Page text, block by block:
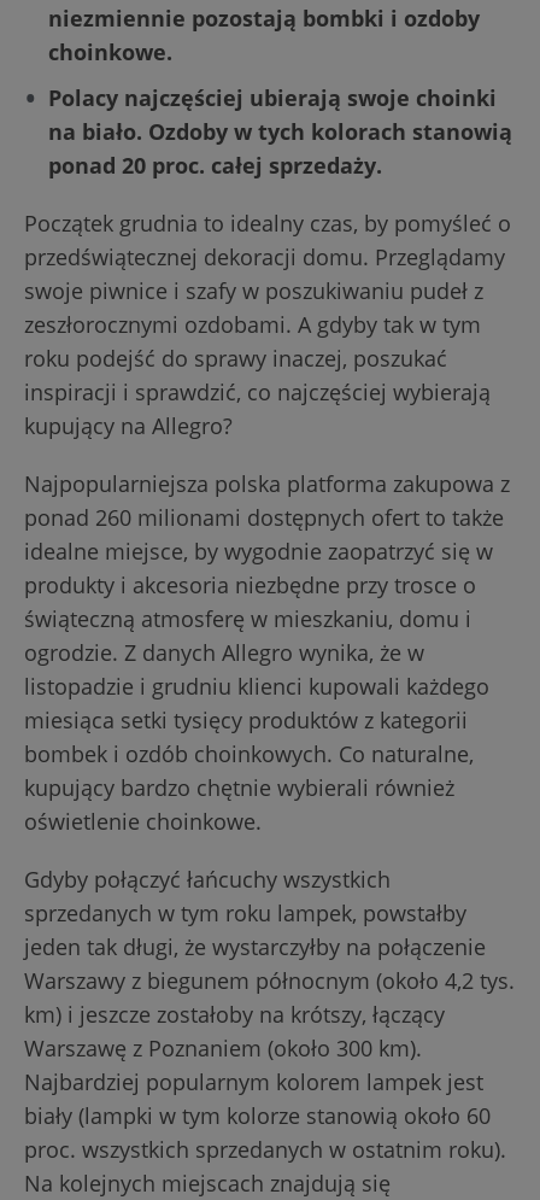
niezmiennie pozostają bombki i ozdoby
choinkowe.
Polacy najczęściej ubierają swoje choinki
na biało. Ozdoby w tych kolorach stanowią
ponad 20 proc. całej sprzedaży.
Początek grudnia to idealny czas, by pomyśleć o
przedświątecznej dekoracji domu. Przeglądamy
swoje piwnice i szafy w poszukiwaniu pudeł z
zeszłorocznymi ozdobami. A gdyby tak w tym
roku podejść do sprawy inaczej, poszukać
inspiracji i sprawdzić, co najczęściej wybierają
kupujący na Allegro?
Najpopularniejsza polska platforma zakupowa z
ponad 260 milionami dostępnych ofert to także
idealne miejsce, by wygodnie zaopatrzyć się w
produkty i akcesoria niezbędne przy trosce o
świąteczną atmosferę w mieszkaniu, domu i
ogrodzie. Z danych Allegro wynika, że w
listopadzie i grudniu klienci kupowali każdego
miesiąca setki tysięcy produktów z kategorii
bombek i ozdób choinkowych. Co naturalne,
kupujący bardzo chętnie wybierali również
oświetlenie choinkowe.
Gdyby połączyć łańcuchy wszystkich
sprzedanych w tym roku lampek, powstałby
jeden tak długi, że wystarczyłby na połączenie
Warszawy z biegunem północnym (około 4,2 tys.
km) i jeszcze zostałoby na krótszy, łączący
Warszawę z Poznaniem (około 300 km).
Najbardziej popularnym kolorem lampek jest
biały (lampki w tym kolorze stanowią około 60
proc. wszystkich sprzedanych w ostatnim roku).
Na kolejnych miejscach znajdują się